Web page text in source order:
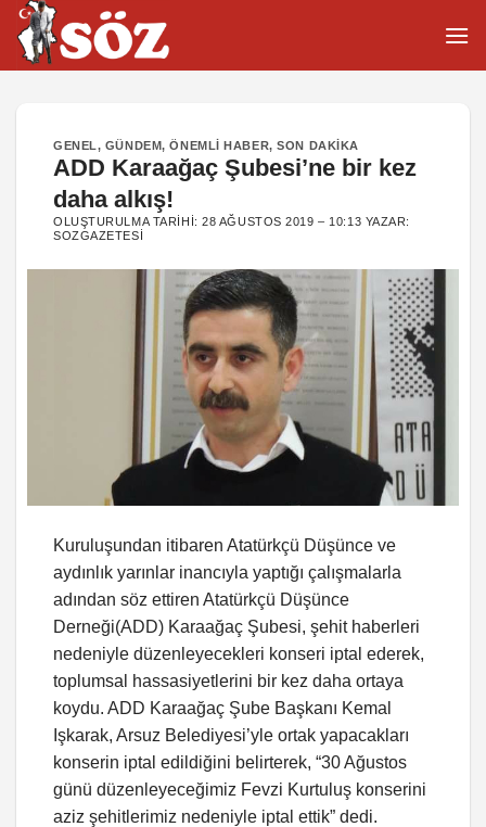
İçeriğe
atla
GENEL, GÜNDEM,ÖNEMLI HABER,SON DAKIKA
ADD Karaağaç Şubesi’ne bir kez
daha alkış!
OLUŞTURULMA TARIHI:28 AĞUSTOS 2019 – 10:13 YAZAR:
SOZGAZETESI
Kuruluşundan itibaren Atatürkçü Düşünce ve
aydınlık yarınlar inancıyla yaptığı çalışmalarla
adından söz ettiren Atatürkçü Düşünce
Derneği(ADD) Karaağaç Şubesi, şehit haberleri
nedeniyle düzenleyecekleri konseri iptal ederek,
toplumsal hassasiyetlerini bir kez daha ortaya
koydu. ADD Karaağaç Şube Başkanı Kemal
Işkarak, Arsuz Belediyesi’yle ortak yapacakları
konserin iptal edildiğini belirterek, “30 Ağustos
günü düzenleyeceğimiz Fevzi Kurtuluş konserini
aziz şehitlerimiz nedeniyle iptal ettik” dedi.